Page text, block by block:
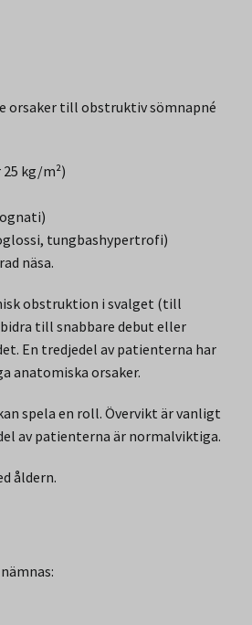
orsaker till obstruktiv sömnapné
kg/m²)
tungbashypertrofi)
näsa.
obstruktion i svalget (till
till snabbare debut eller
En tredjedel av patienterna har
anatomiska orsaker.
spela en roll. Övervikt är vanligt
av patienterna är normalviktiga.
åldern.